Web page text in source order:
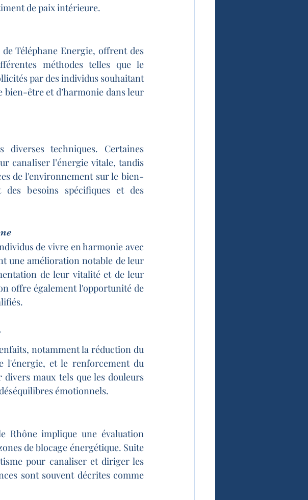
de paix intérieure.
Téléphane Energie, offrent des
méthodes telles que le
par des individus souhaitant
être et d’harmonie dans leur
techniques. Certaines
canaliser l’énergie vitale, tandis
de l'environnement sur le bien-
besoins spécifiques et des
de vivre en harmonie avec
une amélioration notable de leur
de leur vitalité et de leur
offre également l'opportunité de
notamment la réduction du
l'énergie, et le renforcement du
maux tels que les douleurs
émotionnels.
Rhône implique une évaluation
de blocage énergétique. Suite
pour canaliser et diriger les
sont souvent décrites comme